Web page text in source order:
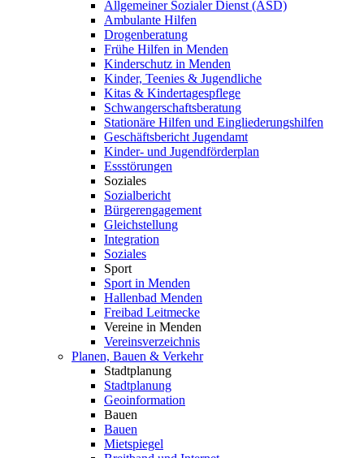
Allgemeiner Sozialer Dienst (ASD)
Ambulante Hilfen
Drogenberatung
Frühe Hilfen in Menden
Kinderschutz in Menden
Kinder, Teenies & Jugendliche
Kitas & Kindertagespflege
Schwangerschaftsberatung
Stationäre Hilfen und Eingliederungshilfen
Geschäftsbericht Jugendamt
Kinder- und Jugendförderplan
Essstörungen
Soziales
Sozialbericht
Bürgerengagement
Gleichstellung
Integration
Soziales
Sport
Sport in Menden
Hallenbad Menden
Freibad Leitmecke
Vereine in Menden
Vereinsverzeichnis
Planen, Bauen & Verkehr
Stadtplanung
Stadtplanung
Geoinformation
Bauen
Bauen
Mietspiegel